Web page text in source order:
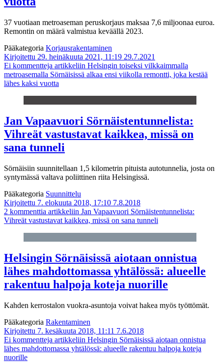
37 vuotiaan metroaseman peruskorjaus maksaa 7,6 miljoonaa euroa.
Remontin on määrä valmistua keväällä 2023.
Pääkategoria Korjausrakentaminen
Kirjoitettu 29. heinäkuuta 2021, 11:19 29.7.2021
Ei kommentteja artikkeliin Helsingin toiseksi vilkkaimmalla
metroasemalla Sörnäisissä alkaa ensi viikolla remontti, joka kestää
lähes kaksi vuotta
Jan Vapaavuori Sörnäistentunnelista:
Vihreät vastustavat kaikkea, missä on
sana tunneli
Sörnäisiin suunnitellaan 1,5 kilometrin pituista autotunnelia, josta on
syntymässä valtava poliittinen riita Helsingissä.
Pääkategoria Suunnittelu
Kirjoitettu 7. elokuuta 2018, 17:10 7.8.2018
2 kommenttia artikkeliin Jan Vapaavuori Sörnäistentunnelista:
Vihreät vastustavat kaikkea, missä on sana tunneli
Helsingin Sörnäisissä aiotaan onnistua
lähes mahdottomassa yhtälössä: alueelle
rakentuu halpoja koteja nuorille
Kahden kerrostalon vuokra-asuntoja voivat hakea myös työttömät.
Pääkategoria Rakentaminen
Kirjoitettu 7. kesäkuuta 2018, 11:11 7.6.2018
Ei kommentteja artikkeliin Helsingin Sörnäisissä aiotaan onnistua
lähes mahdottomassa yhtälössä: alueelle rakentuu halpoja koteja
nuorille